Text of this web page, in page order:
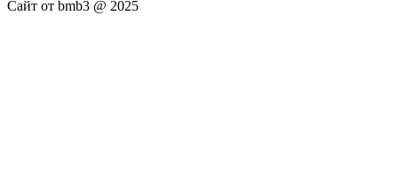
Сайт от bmb3 @ 2025